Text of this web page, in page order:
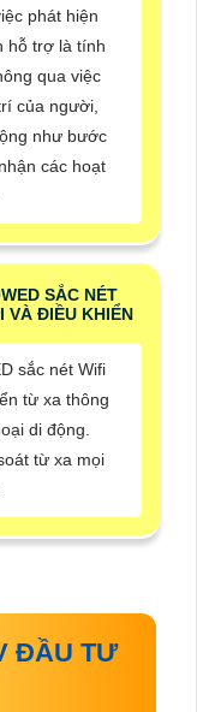
phát hiện
hỗ trợ là tính
qua việc
của người,
như bước
các hoạt
SẮC NÉT
VÀ ĐIỀU KHIỂN
sắc nét Wifi
từ xa thông
di động.
từ xa mọi
ĐẦU TƯ